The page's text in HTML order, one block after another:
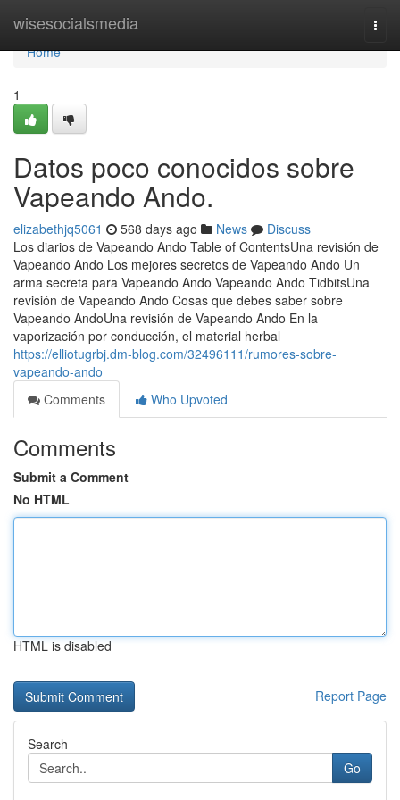
wisesocialsmedia
Home
Home
1
Datos poco conocidos sobre
Vapeando Ando.
elizabethjq5061 568 days ago News
Discuss
Los diarios de Vapeando Ando Table of ContentsUna revisión de
Vapeando Ando Los mejores secretos de Vapeando Ando Un
arma secreta para Vapeando Ando Vapeando Ando TidbitsUna
revisión de Vapeando Ando Cosas que debes saber sobre
Vapeando AndoUna revisión de Vapeando Ando En la
vaporización por conducción, el material herbal
https://elliotugrbj.dm-blog.com/32496111/rumores-sobre-
vapeando-ando
Comments
Who Upvoted
Comments
Submit a Comment
No HTML
HTML is disabled
Report Page
Search
Go